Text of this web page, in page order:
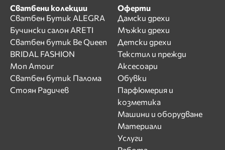
Сватбени колекции
Сватбен Бутик ALEGRA
Бучински салон ARETI
Сватбен бутик Be Queen
BRIDAL FASHION
Mon Amour
Сватбен бутик Палома
Стоян Радичев
Оферти
Дамски дрехи
Мъжки дрехи
Детски дрехи
Текстил и прежди
Аксесоари
Обувки
Парфюмерия и
козметика
Машини и оборудване
Материали
Услуги